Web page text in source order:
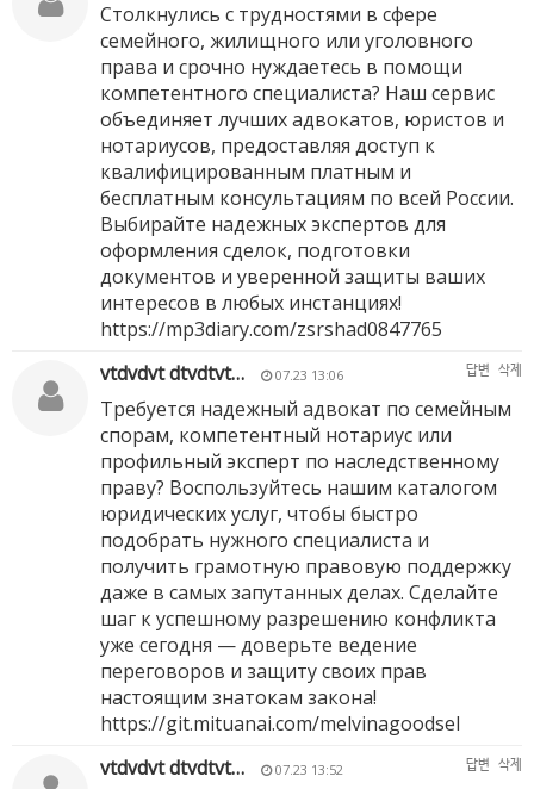
Столкнулись с трудностями в сфере
семейного, жилищного или уголовного
права и срочно нуждаетесь в помощи
компетентного специалиста? Наш сервис
объединяет лучших адвокатов, юристов и
нотариусов, предоставляя доступ к
квалифицированным платным и
бесплатным консультациям по всей России.
Выбирайте надежных экспертов для
оформления сделок, подготовки
документов и уверенной защиты ваших
интересов в любых инстанциях!
https://mp3diary.com/zsrshad0847765
vtdvdvt dtvdtvt…
07.23 13:06 답변 삭제
Требуется надежный адвокат по семейным
спорам, компетентный нотариус или
профильный эксперт по наследственному
праву? Воспользуйтесь нашим каталогом
юридических услуг, чтобы быстро
подобрать нужного специалиста и
получить грамотную правовую поддержку
даже в самых запутанных делах. Сделайте
шаг к успешному разрешению конфликта
уже сегодня — доверьте ведение
переговоров и защиту своих прав
настоящим знатокам закона!
https://git.mituanai.com/melvinagoodsel
vtdvdvt dtvdtvt…
07.23 13:52 답변 삭제